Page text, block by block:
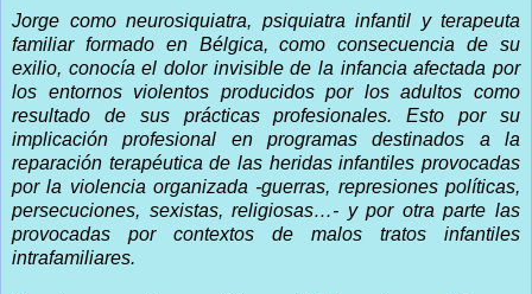
Jorge como neurosiquiatra, psiquiatra infantil y terapeuta
familiar formado en Bélgica, como consecuencia de su
exilio, conocía el dolor invisible de la infancia afectada por
los entornos violentos producidos por los adultos como
resultado de sus prácticas profesionales. Esto por su
implicación profesional en programas destinados a la
reparación terapéutica de las heridas infantiles provocadas
por la violencia organizada -guerras, represiones políticas,
persecuciones, sexistas, religiosas…- y por otra parte las
provocadas por contextos de malos tratos infantiles
intrafamiliares.